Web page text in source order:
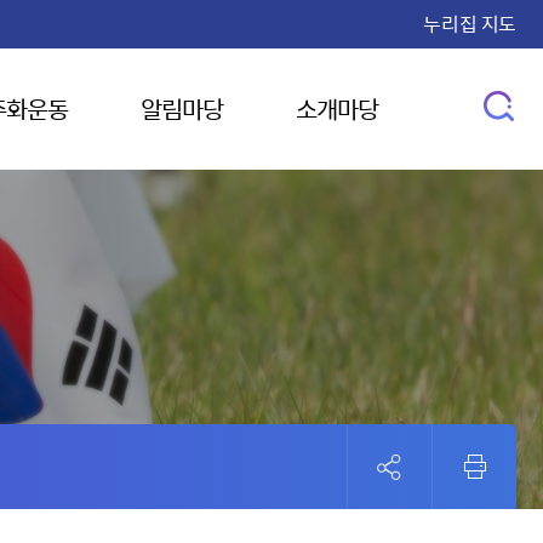
누리집 지도
운동 알림마당 소개마당